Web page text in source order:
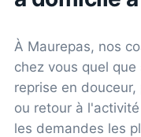
À Maurepas, nos
chez vous quel
reprise en
ou retour à
les demandes les